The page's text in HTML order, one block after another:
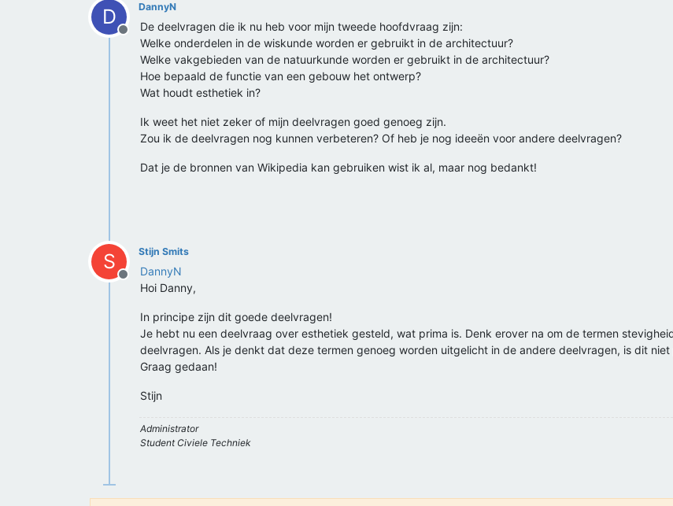
D
Offline
DannyN
De deelvragen die ik nu heb voor mijn tweede hoofdvraag zijn:
Welke onderdelen in de wiskunde worden er gebruikt in de architectuur?
Welke vakgebieden van de natuurkunde worden er gebruikt in de architectuur?
Hoe bepaald de functie van een gebouw het ontwerp?
Wat houdt esthetiek in?
Ik weet het niet zeker of mijn deelvragen goed genoeg zijn.
Zou ik de deelvragen nog kunnen verbeteren? Of heb je nog ideeën voor andere deelvragen?
Dat je de bronnen van Wikipedia kan gebruiken wist ik al, maar nog bedankt!
S
Offline
Stijn Smits
DannyN
Hoi Danny,
In principe zijn dit goede deelvragen!
Je hebt nu een deelvraag over esthetiek gesteld, wat prima is. Denk erover na om de termen
deelvragen. Als je denkt dat deze termen genoeg worden uitgelicht in de andere deelvragen, is dit niet
Graag gedaan!
Stijn
Administrator
Student Civiele Techniek